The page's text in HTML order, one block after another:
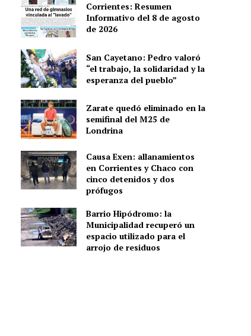
Corrientes: Resumen
Informativo del 8 de agosto
de 2026
San Cayetano: Pedro valoró
“el trabajo, la solidaridad y la
esperanza del pueblo”
Zarate quedó eliminado en la
semifinal del M25 de
Londrina
Causa Exen: allanamientos
en Corrientes y Chaco con
cinco detenidos y dos
prófugos
Barrio Hipódromo: la
Municipalidad recuperó un
espacio utilizado para el
arrojo de residuos